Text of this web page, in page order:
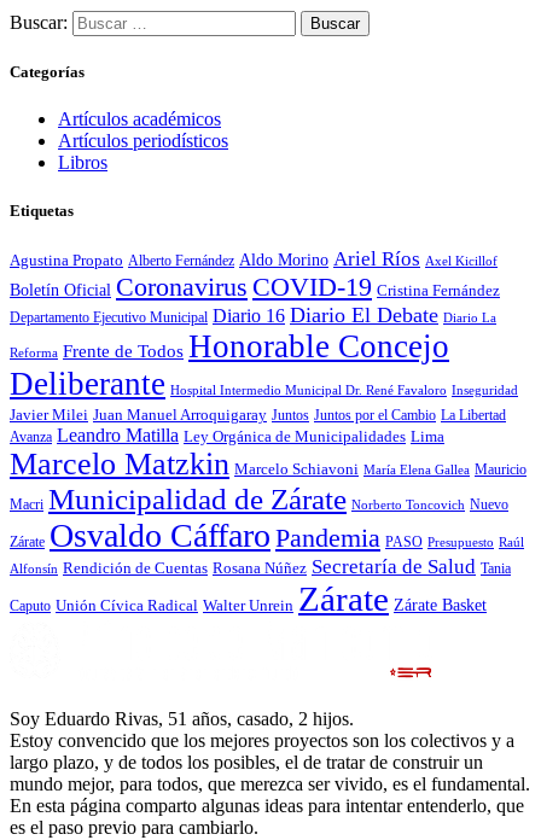
Buscar:
Categorías
Artículos académicos
Artículos periodísticos
Libros
Etiquetas
Agustina Propato Alberto Fernández Aldo Morino Ariel Ríos Axel Kicillof
Boletín Oficial Coronavirus COVID-19 Cristina Fernández
Departamento Ejecutivo Municipal Diario 16 Diario El Debate Diario La
Reforma Frente de Todos Honorable Concejo
Deliberante Hospital Intermedio Municipal Dr. René Favaloro Inseguridad
Javier Milei Juan Manuel Arroquigaray Juntos Juntos por el Cambio La Libertad
Avanza Leandro Matilla Ley Orgánica de Municipalidades Lima
Marcelo Matzkin Marcelo Schiavoni María Elena Gallea Mauricio
Macri Municipalidad de Zárate Norberto Toncovich Nuevo
Zárate Osvaldo Cáffaro Pandemia PASO Presupuesto Raúl
Alfonsín Rendición de Cuentas Rosana Núñez Secretaría de Salud Tania
Caputo Unión Cívica Radical Walter Unrein Zárate Zárate Basket
Soy Eduardo Rivas, 51 años, casado, 2 hijos.
Estoy convencido que los mejores proyectos son los colectivos y a
largo plazo, y de todos los posibles, el de tratar de construir un
mundo mejor, para todos, que merezca ser vivido, es el fundamental.
En esta página comparto algunas ideas para intentar entenderlo, que
es el paso previo para cambiarlo.